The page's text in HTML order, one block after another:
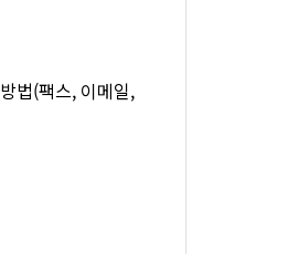
법(팩스, 이메일,